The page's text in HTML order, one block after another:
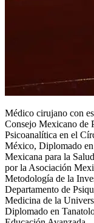
Médico cirujano con
Consejo Mexicano de
Psicoanalítica en el
México, Diplomado
Mexicana para la
por la Asociación
Metodología de la
Departamento de
Medicina de la
Diplomado en